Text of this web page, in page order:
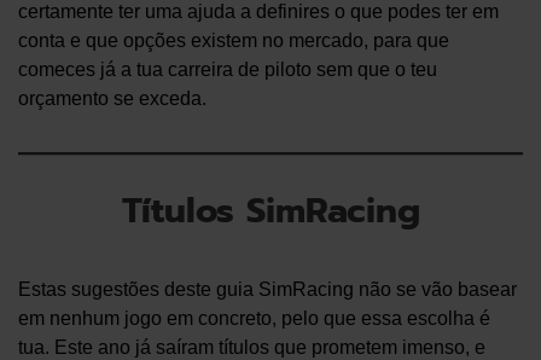
certamente ter uma ajuda a definires o que podes ter em
conta e que opções existem no mercado, para que
comeces já a tua carreira de piloto sem que o teu
orçamento se exceda.
Títulos SimRacing
Estas sugestões deste guia SimRacing não se vão basear
em nenhum jogo em concreto, pelo que essa escolha é
tua. Este ano já saíram títulos que prometem imenso, e